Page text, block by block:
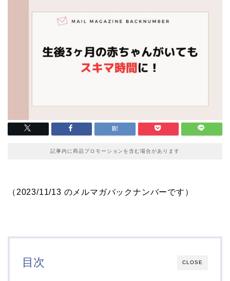
記事内に商品プロモーションを含む場合があります
（2023/11/13 のメルマガバックナンバーです）
CLOSE
目次